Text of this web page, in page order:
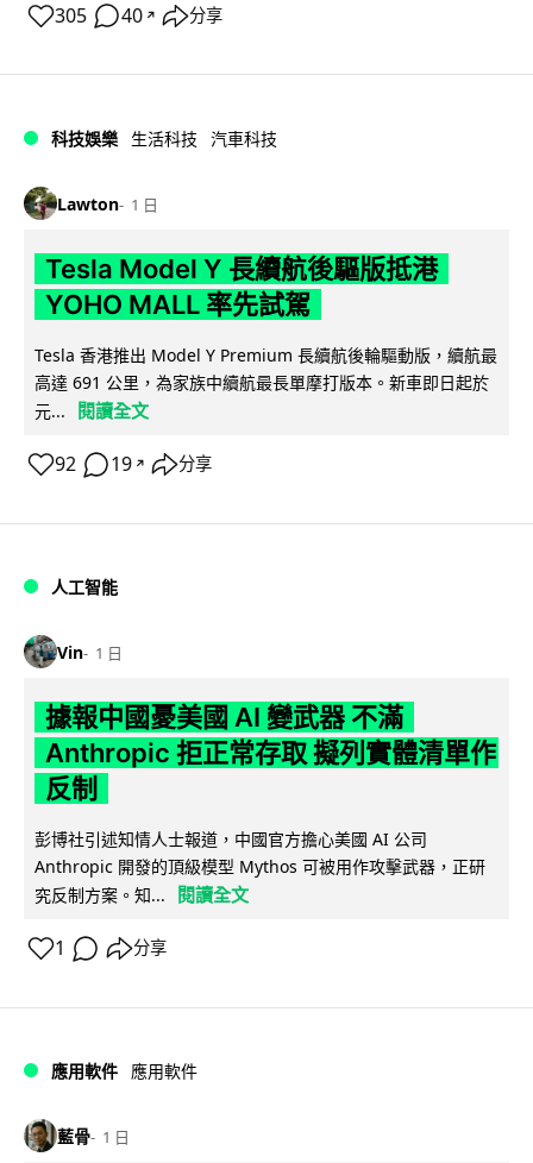
305 40 ↗ 分享
科技娛樂 生活科技 汽車科技
Lawton 1 日
Tesla Model Y 長續航後驅版抵港
YOHO MALL 率先試駕
Tesla 香港推出 Model Y Premium 長續航後輪驅動版，續航最
高達 691 公里，為家族中續航最長單摩打版本。新車即日起於
元...
閱讀全文
92 19 ↗ 分享
人工智能
Vin 1 日
據報中國憂美國 AI 變武器 不滿
Anthropic 拒正常存取 擬列實體清單作
反制
彭博社引述知情人士報道，中國官方擔心美國 AI 公司
Anthropic 開發的頂級模型 Mythos 可被用作攻擊武器，正研
究反制方案。知...
閱讀全文
1 分享
應用軟件 應用軟件
藍骨 1 日